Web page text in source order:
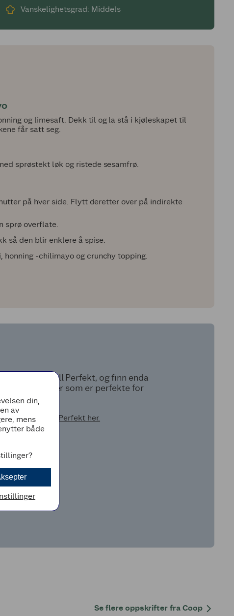
Vanskelighetsgrad: Middels
og limesaft. Dekk til og la stå i kjøleskapet til
får satt seg.
sprøstekt løk og ristede sesamfrø.
på hver side. Flytt deretter over på indirekte
sprø overflate.
så den blir enklere å spise.
honning -chilimayo og crunchy topping.
Les mer om Grill Perfekt, og finn enda
flere oppskrifter som er perfekte for
mer om Grill Perfekt her.
Se flere oppskrifter fra Coop
din,
av
mens
både